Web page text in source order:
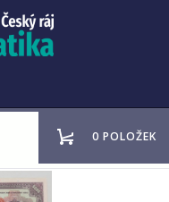
0 POLOŽEK